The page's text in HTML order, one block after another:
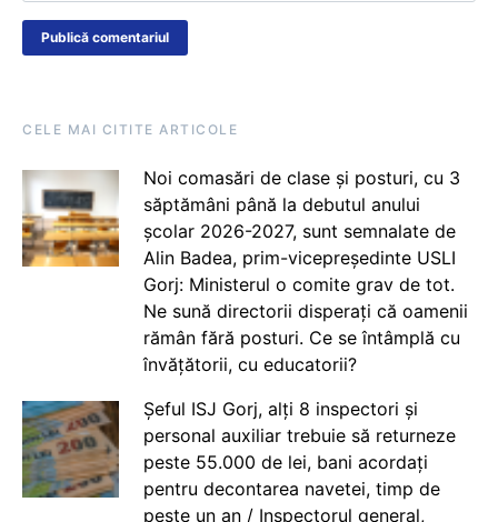
CELE MAI CITITE ARTICOLE
Noi comasări de clase și posturi, cu 3
săptămâni până la debutul anului
școlar 2026-2027, sunt semnalate de
Alin Badea, prim-vicepreședinte USLI
Gorj: Ministerul o comite grav de tot.
Ne sună directorii disperați că oamenii
rămân fără posturi. Ce se întâmplă cu
învățătorii, cu educatorii?
Șeful ISJ Gorj, alți 8 inspectori și
personal auxiliar trebuie să returneze
peste 55.000 de lei, bani acordați
pentru decontarea navetei, timp de
peste un an / Inspectorul general,